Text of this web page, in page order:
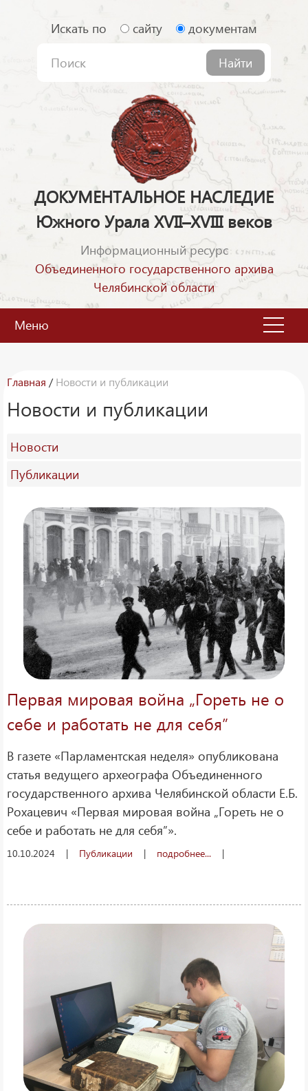
Искать по сайту документам
Найти
ДОКУМЕНТАЛЬНОЕ НАСЛЕДИЕ
Южного Урала XVII–XVIII веков
Информационный ресурс
Объединенного государственного архива
Челябинской области
Меню
Главная /Новости и публикации
Новости и публикации
Новости
Публикации
Первая мировая война „Гореть не о
себе и работать не для себя”
В газете «Парламентская неделя» опубликована
статья ведущего археографа Объединенного
государственного архива Челябинской области Е.Б.
Рохацевич «Первая мировая война „Гореть не о
себе и работать не для себя”».
10.10.2024 | Публикации | подробнее... |